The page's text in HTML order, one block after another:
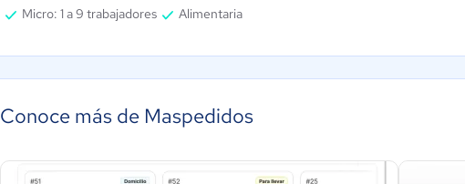
Micro: 1 a 9 trabajadores Alimentaria
Conoce más de Maspedidos